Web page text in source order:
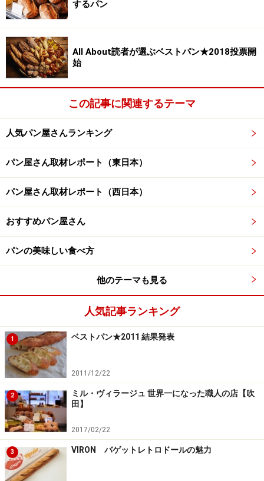
するパン
All About読者が選ぶベストパン★2018投票開
始
この記事に関連するテーマ
人気パン屋さんランキング
パン屋さん取材レポート（東日本）
パン屋さん取材レポート（西日本）
おすすめパン屋さん
パンの美味しい食べ方
他のテーマも見る
人気記事ランキング
1 ベストパン★2011 結果発表
2011/12/22
2
ミル・ヴィラージュ 世界一になった職人の店【吹
田】
2017/02/22
3 VIRON バゲットレトロドールの魅力